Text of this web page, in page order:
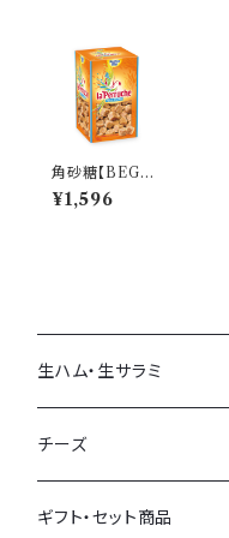
角砂糖【BEGHI
N SAY/ベギャ
ン・セ】ペルーシ
¥1,596
生ハム・生サラミ
生ハム
生サラミ
チーズ
量り売りチーズ
ギフト・セット商品